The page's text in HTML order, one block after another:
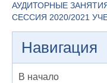
АУДИТОРНЫЕ
СЕССИЯ 2020/2021
Навигация
В начало